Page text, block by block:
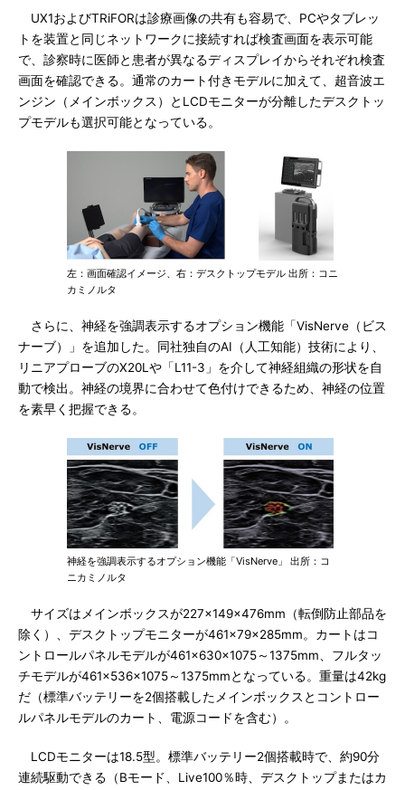
UX1およびTRiFORは診療画像の共有も容易で、PCやタブレッ
トを装置と同じネットワークに接続すれば検査画面を表示可能
で、診察時に医師と患者が異なるディスプレイからそれぞれ検査
画面を確認できる。通常のカート付きモデルに加えて、超音波エ
ンジン（メインボックス）とLCDモニターが分離したデスクトッ
プモデルも選択可能となっている。
左：画面確認イメージ、右：デスクトップモデル 出所：コニ
カミノルタ
さらに、神経を強調表示するオプション機能「VisNerve（ビス
ナーブ）」を追加した。同社独自のAI（人工知能）技術により、
リニアプローブのX20Lや「L11-3」を介して神経組織の形状を自
動で検出。神経の境界に合わせて色付けできるため、神経の位置
を素早く把握できる。
神経を強調表示するオプション機能「VisNerve」 出所：コ
ニカミノルタ
サイズはメインボックスが227×149×476mm（転倒防止部品を
除く）、デスクトップモニターが461×79×285mm。カートはコ
ントロールパネルモデルが461×630×1075～1375mm、フルタッ
チモデルが461×536×1075～1375mmとなっている。重量は42kg
だ（標準バッテリーを2個搭載したメインボックスとコントロー
ルパネルモデルのカート、電源コードを含む）。
LCDモニターは18.5型。標準バッテリー2個搭載時で、約90分
連続駆動できる（Bモード、Live100％時、デスクトップまたはカ